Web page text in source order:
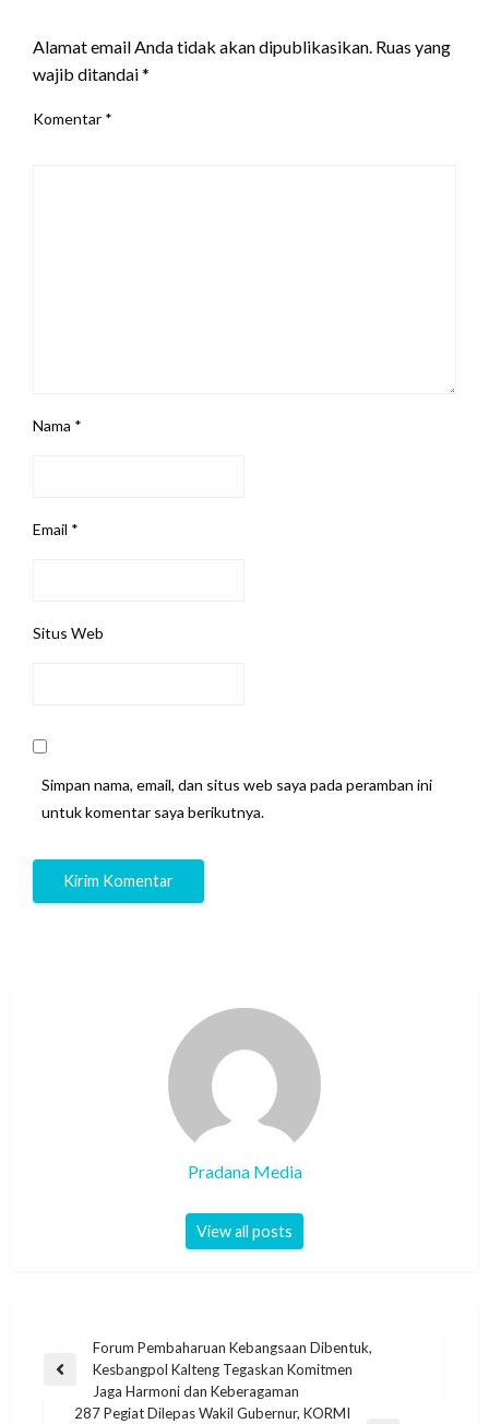
Alamat email Anda tidak akan dipublikasikan. Ruas yang
wajib ditandai*
Komentar *
Nama *
Email *
Situs Web
Simpan nama, email, dan situs web saya pada peramban ini
untuk komentar saya berikutnya.
Pradana Media
View all posts
Forum Pembaharuan Kebangsaan Dibentuk,
Kesbangpol Kalteng Tegaskan Komitmen
Jaga Harmoni dan Keberagaman
287 Pegiat Dilepas Wakil Gubernur, KORMI